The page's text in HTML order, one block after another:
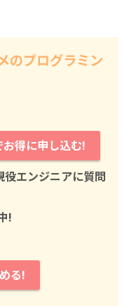
のプログラミン
得に申し込む!
役エンジニアに質問
!
る!